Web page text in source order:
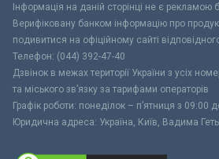
Інформація на даній сторінці не є рекламою
Верифіковану банком інформацію про
подивитися на офіційному сайті
Телефон: (044) 392-47-40
Дзвінок в межах території України з усіх
та міського зв’язку за тарифами операторів
Графік роботи: понеділок – п’ятниця з 09:00
Юридична адреса: Україна, Київ, Вадима